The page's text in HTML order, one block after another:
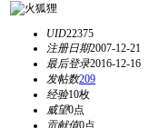
UID22375
注册日期2007-12-21
最后登录2016-12-16
发帖数209
经验10枚
威望0点
贡献值0点